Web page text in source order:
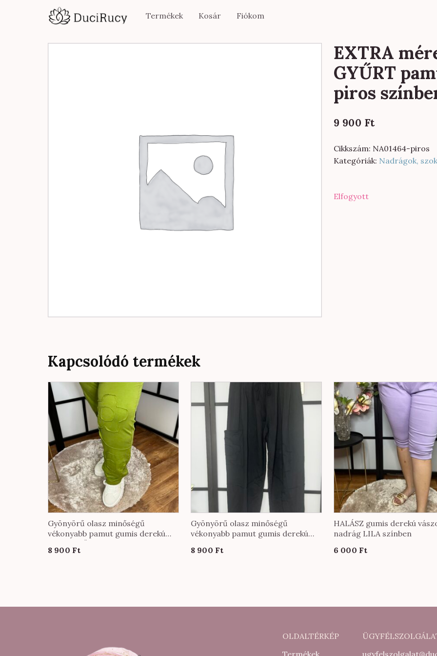
Termékek Kosár Fiókom
EXTRA
GYŰRT
piros
9 900 Ft
Cikkszám: NA01464-piros
Kategóriák: Nadrágok,
Elfogyott
Kapcsolódó termékek
Gyönyörű olasz minőségű
vékonyabb pamut gumis derekú
színben
8 900 Ft
Gyönyörű olasz minőségű
vékonyabb pamut gumis derekú
színben
8 900 Ft
HALÁSZ gumis derekú
nadrág LILA színben
6 000 Ft
OLDALTÉRKÉP
Termékek